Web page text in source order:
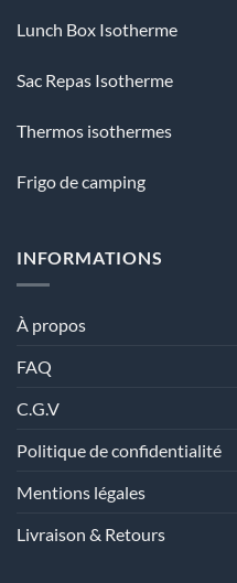
Lunch Box Isotherme
Sac Repas Isotherme
Thermos isothermes
Frigo de camping
INFORMATIONS
À propos
FAQ
C.G.V
Politique de confidentialité
Mentions légales
Livraison & Retours